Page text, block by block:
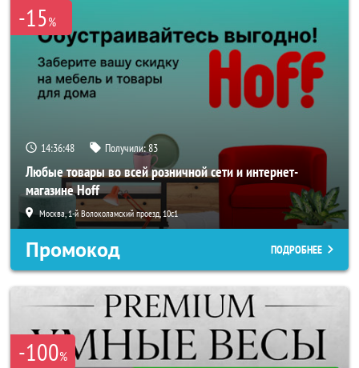
-15%
14:36:48 Получили:83
Любые товары во всей розничной сети и интернет-
магазине Hoff
Москва, 1-й Волоколамский проезд, 10с1
Промокод ПОДРОБНЕЕ
-100%